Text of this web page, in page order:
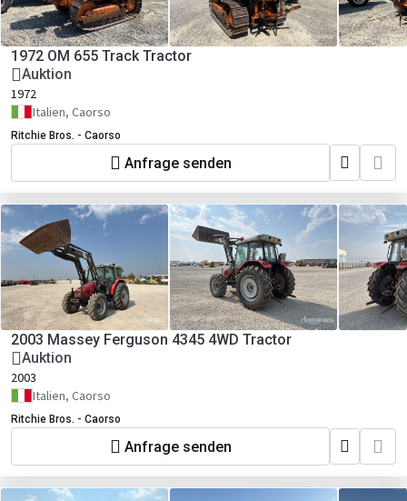
1972 OM 655 Track Tractor
Auktion
1972
Italien, Caorso
Ritchie Bros. - Caorso
Anfrage senden
2003 Massey Ferguson 4345 4WD Tractor
Auktion
2003
Italien, Caorso
Ritchie Bros. - Caorso
Anfrage senden